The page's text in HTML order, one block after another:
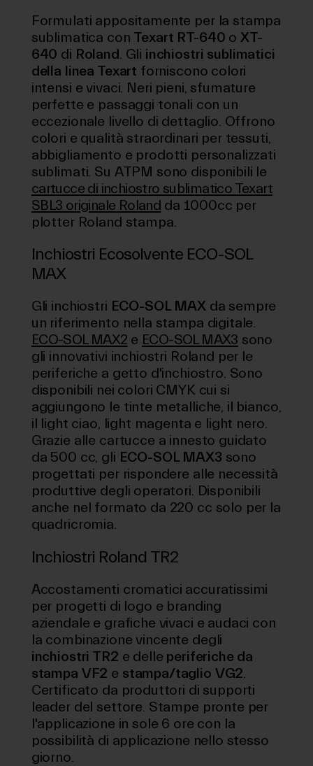
Formulati appositamente per la stampa
sublimatica con Texart RT-640 o XT-
640 di Roland. Gli inchiostri sublimatici
della linea Texart forniscono colori
intensi e vivaci. Neri pieni, sfumature
perfette e passaggi tonali con un
eccezionale livello di dettaglio. Offrono
colori e qualità straordinari per tessuti,
abbigliamento e prodotti personalizzati
sublimati. Su ATPM sono disponibili le
cartucce di inchiostro sublimatico Texart
SBL3 originale Roland da 1000cc per
plotter Roland stampa.
Inchiostri Ecosolvente ECO-SOL
MAX
Gli inchiostri ECO-SOL MAXda sempre
un riferimento nella stampa digitale.
ECO-SOL MAX2 e ECO-SOL MAX3 sono
gli innovativi inchiostri Roland per le
periferiche a getto d'inchiostro. Sono
disponibili nei colori CMYK cui si
aggiungono le tinte metalliche, il bianco,
il light ciao, light magenta e light nero.
Grazie alle cartucce a innesto guidato
da 500 cc, gli ECO-SOL MAX3 sono
progettati per rispondere alle necessità
produttive degli operatori. Disponibili
anche nel formato da 220 cc solo per la
quadricromia.
Inchiostri Roland TR2
Accostamenti cromatici accuratissimi
per progetti di logo e branding
aziendale e grafiche vivaci e audaci con
la combinazione vincente degli
inchiostri TR2 e delle periferiche da
stampa VF2 e stampa/taglio VG2.
Certificato da produttori di supporti
leader del settore. Stampe pronte per
l'applicazione in sole 6 ore con la
possibilità di applicazione nello stesso
giorno.